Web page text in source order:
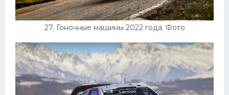
27. Гоночные машины 2022 года. Фото